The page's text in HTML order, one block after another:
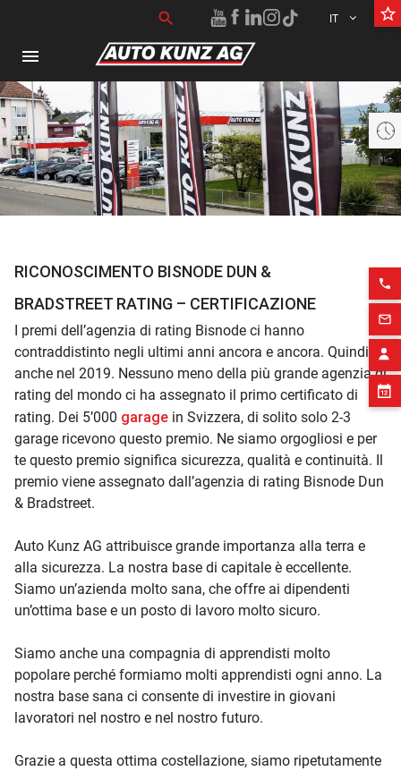
Aktuell geschlossen öffnet heute um 08:00 bis 16:00 Uhr
menu
Ricerca per:
search IT star_border
phone
mail_outline
RICONOSCIMENTO BISNODE DUN &
BRADSTREET RATING – CERTIFICAZIONE
I premi dell’agenzia di rating Bisnode ci hanno
contraddistinto negli ultimi anni ancora e ancora. Quindi
anche nel 2019. Nessuno meno della più grande agenzia di
rating del mondo ci ha assegnato il primo certificato di
rating. Dei 5’000 garage in Svizzera, di solito solo 2-3
garage ricevono questo premio. Ne siamo orgogliosi e per
te questo premio significa sicurezza, qualità e continuità. Il
premio viene assegnato dall’agenzia di rating Bisnode Dun
& Bradstreet.
Auto Kunz AG attribuisce grande importanza alla terra e
alla sicurezza. La nostra base di capitale è eccellente.
Siamo un’azienda molto sana, che offre ai dipendenti
un’ottima base e un posto di lavoro molto sicuro.
Siamo anche una compagnia di apprendisti molto
popolare perché formiamo molti apprendisti ogni anno. La
nostra base sana ci consente di investire in giovani
lavoratori nel nostro e nel nostro futuro.
Grazie a questa ottima costellazione, siamo ripetutamente